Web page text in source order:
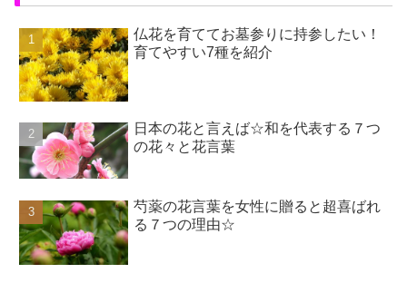
仏花を育ててお墓参りに持参したい！
育てやすい7種を紹介
日本の花と言えば☆和を代表する７つ
の花々と花言葉
芍薬の花言葉を女性に贈ると超喜ばれ
る７つの理由☆